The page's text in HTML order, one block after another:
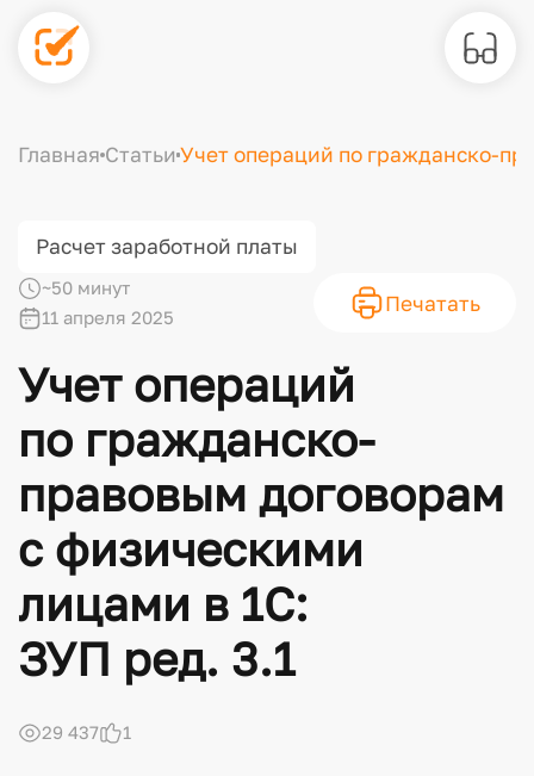
Главная Статьи Учет операций по гражданско-
Расчет заработной платы
~50 минут
11 апреля 2025
Печатать
Учет операций
по гражданско-
правовым договорам
с физическими
лицами в 1С:
ЗУП ред. 3.1
29 437 1